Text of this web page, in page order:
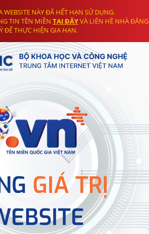
WEBSITE NÀY ĐÃ HẾT HẠN SỬ DỤNG.
TIN TÊN MIỀN TẠI ĐÂYVÀ LIÊN HỆ NHÀ ĐĂNG
ĐỂ THỰC HIỆN GIA HẠN.
GIÁ TRỊ